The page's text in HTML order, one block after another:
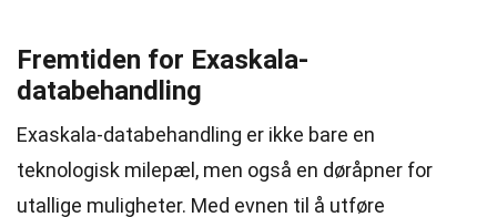
Fremtiden for Exaskala-
databehandling
Exaskala-databehandling er ikke bare en
teknologisk milepæl, men også en døråpner for
utallige muligheter. Med evnen til å utføre